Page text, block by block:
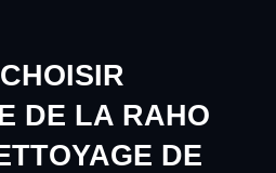
DE LA RAHO
DE